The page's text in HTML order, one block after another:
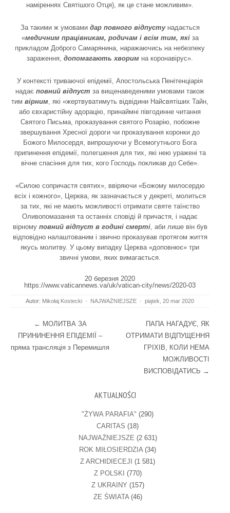
наміреннях Святішого Отця), як це стане можливим».
За такими ж умовами дар повного відпустунадається
«медичним працівникам, родичам і всім тим, якіза
прикладом Доброго Самарянина, наражаючись на небезпеку
зараження, допомагають хворим на коронавірус».
У контексті триваючої епідемії, Апостольська Пенітенціарія
надає повний відпуст за вищенаведеними умовами також
тим вірним , які «жертвуватимуть відвідини Найсвятіших Тайн,
або євхаристійну адорацію, принаймні півгодинне читання
Святого Письма, проказування святого Розарію, побожне
звершування Хресної дороги чи проказування коронки до
Божого Милосердя, випрошуючи у Всемогутнього Бога
припинення епідемії, полегшення для тих, які нею уражені та
вічне спасіння для тих, кого Господь покликав до Себе».
«Силою сопричастя святих», ввіряючи «Божому милосердю
всіх і кожного», Церква, як зазначається у декреті, молиться
за тих, які не мають можливості отримати святе таїнство
Оливопомазання та останніх сповіді й причастя, і надає
вірному повний відпуст в годині смерті, аби лише він був
відповідно налаштованим і звично проказував протягом життя
якусь молитву. У цьому випадку Церква «доповнює» три
звичні умови, яких вимагається.
20 березня 2020
https://www.vaticannews.va/uk/vatican-city/news/2020-03
Autor: Mikołaj Kostecki · NAJWAŻNIEJSZE · piątek, 20 mar 2020
Post navigation
← МОЛИТВА ЗА
ПРИНИНЕННЯ ЕПІДЕМІЇ –
пряма трансляція з Перемишля
ПАПА НАГАДУЄ, ЯК
ОТРИМАТИ ВІДПУЩЕННЯ
ГРІХІВ, КОЛИ НЕМА
МОЖЛИВОСТІ
ВИСПОВІДАТИСЬ →
AKTUALNOŚCI
"ŻYWA PARAFIA" (290)
CARITAS (18)
NAJWAŻNIEJSZE (2 631)
ROK MIŁOSIERDZIA (34)
Z ARCHIDIECEJI (1 581)
Z POLSKI (770)
Z UKRAINY (157)
ZE ŚWIATA(46)